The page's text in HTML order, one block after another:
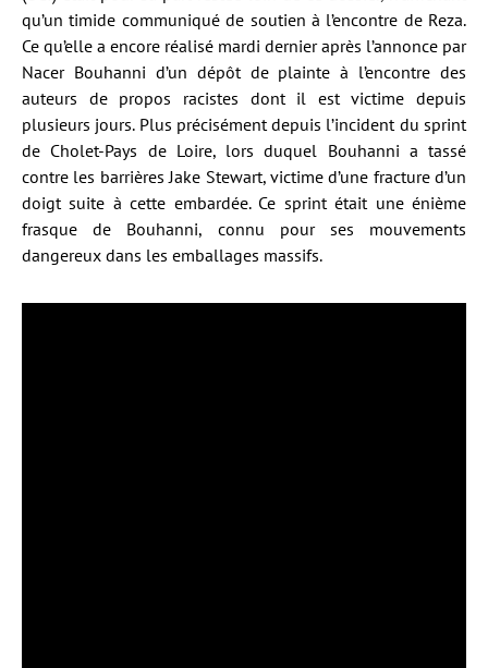
qu’un timide communiqué de soutien à l’encontre de Reza.
Ce qu’elle a encore réalisé mardi dernier après l’annonce par
Nacer Bouhanni d’un dépôt de plainte à l’encontre des
auteurs de propos racistes dont il est victime depuis
plusieurs jours. Plus précisément depuis l’incident du sprint
de Cholet-Pays de Loire, lors duquel Bouhanni a tassé
contre les barrières Jake Stewart, victime d’une fracture d’un
doigt suite à cette embardée. Ce sprint était une énième
frasque de Bouhanni, connu pour ses mouvements
dangereux dans les emballages massifs.